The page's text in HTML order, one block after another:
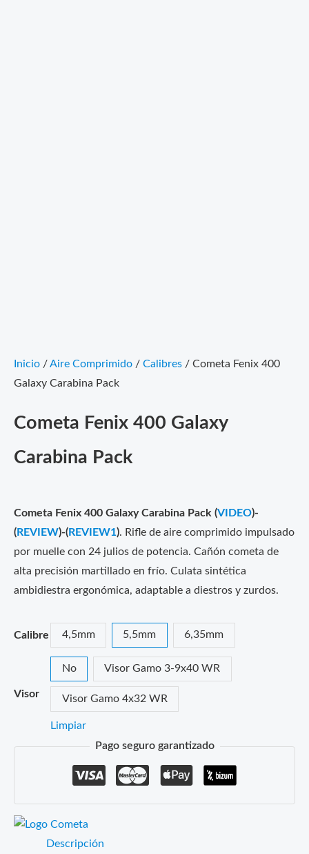
Inicio / Aire Comprimido / Calibres / Cometa Fenix 400
Galaxy Carabina Pack
Cometa Fenix 400 Galaxy
Carabina Pack
Cometa Fenix 400 Galaxy Carabina Pack (VIDEO)-
( REVIEW)-( REVIEW1). Rifle de aire comprimido impulsado
por muelle con 24 julios de potencia. Cañón cometa de
alta precisión martillado en frío. Culata sintética
ambidiestra ergonómica, adaptable a diestros y zurdos.
Calibre 4,5mm 5,5mm 6,35mm
Visor
No Visor Gamo 3-9x40 WR
Visor Gamo 4x32 WR
Limpiar
Pago seguro garantizado
Descripción